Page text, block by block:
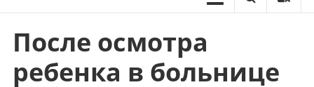
Перейти
содержимому
После осмотра
ребенка в больнице